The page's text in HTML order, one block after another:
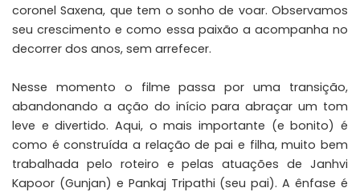
coronel Saxena, que tem o sonho de voar. Observamos
seu crescimento e como essa paixão a acompanha no
decorrer dos anos, sem arrefecer.
Nesse momento o filme passa por uma transição,
abandonando a ação do início para abraçar um tom
leve e divertido. Aqui, o mais importante (e bonito) é
como é construída a relação de pai e filha, muito bem
trabalhada pelo roteiro e pelas atuações de Janhvi
Kapoor (Gunjan) e Pankaj Tripathi (seu pai). A ênfase é